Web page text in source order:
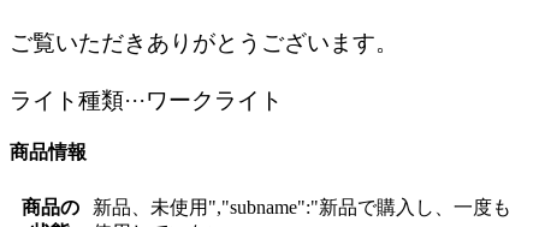
ご覧いただきありがとうございます。
ライト種類···ワークライト
商品情報
商品の
新品、未使用","subname":"新品で購入し、一度も